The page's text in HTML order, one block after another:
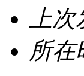
上
所在